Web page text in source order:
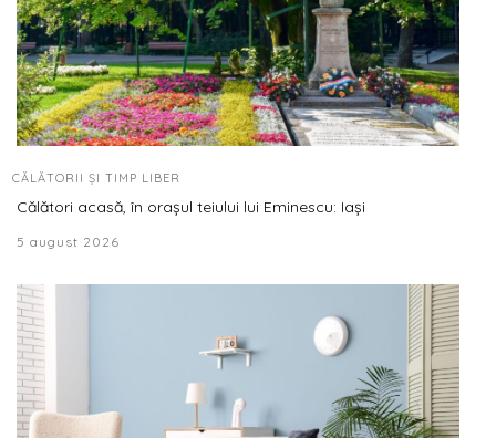
CĂLĂTORII ȘI TIMP LIBER
Călători acasă, în orașul teiului lui Eminescu: Iași
5 august 2026